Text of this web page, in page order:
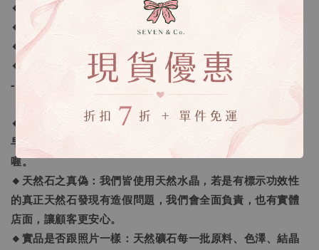
🔹AC4 - 6 x 6 x 7 - 320g
🔹AC5 - 7 x 7 x 8 - 340g
🔹AC6 - 7 x 7 x 8 - 260g
🔹AC7 - 7 x 7 x 7 - 340g
-
🔸商品到貨：水晶手鍊是付款後開始製作，7~14日出貨，提
早做完會提早寄出，急件可先和我們討論後能趕製再下單
喔。
🔸天然石之真偽：我們皆使用天然水晶，若是有標示功效性
的真正天然石發現有造假問題，我們會全面負責，也有實體
店面，讓顧客更安心。
🔸實品是否跟照片一樣：天然礦石每一批原料、色澤、結晶